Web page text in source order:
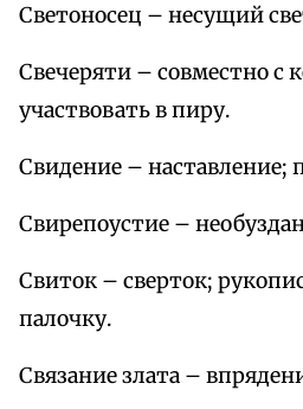
Светоносец – несущий
Свечеряти – совместно с
участвовать в пиру.
Свидение – наставление;
Свирепоустие –
Свиток – сверток;
палочку.
Связание злата –